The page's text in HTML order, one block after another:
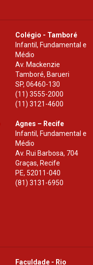
Colégio - Tamboré
Infantil, Fundamental e
Médio
Av. Mackenzie
Tamboré, Barueri
SP,06460-130
(11) 3555-2000
(11) 3121-4600
Agnes – Recife
Infantil, Fundamental e
Médio
Av. Rui Barbosa, 704
Graças, Recife
PE, 52011-040
(81) 3131-6950
Faculdade - Rio